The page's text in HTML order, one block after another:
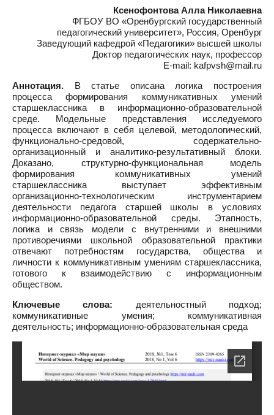
Ксенофонтова Алла Николаевна
ФГБОУ ВО «Оренбургский государственный
педагогический университет», Россия, Оренбург
Заведующий кафедрой «Педагогики» высшей школы
Доктор педагогических наук, профессор
E-mail: kafpvsh@mail.ru
Аннотация. В статье описана логика построения
процесса формирования коммуникативных умений
старшеклассника в информационно-образовательной
среде. Модельные представления исследуемого
процесса включают в себя целевой, методологический,
функционально-средовой, содержательно-
организационный и аналитико-результативный блоки.
Доказано, структурно-функциональная модель
формирования коммуникативных умений
старшеклассника выступает эффективным
организационно-технологическим инструментарием
деятельности педагога старшей школы в условиях
информационно-образовательной среды. Этапность,
логика и связь модели с внутренними и внешними
противоречиями школьной образовательной практики
отвечают потребностям государства, общества и
личности к коммуникативным умениям старшеклассника,
готового к взаимодействию с информационным
обществом.
Ключевые слова: деятельностный подход;
коммуникативные умения; коммуникативная
деятельность; информационно-образовательная среда